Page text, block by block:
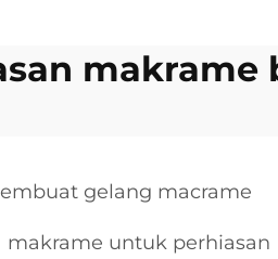
makrame
gelang macrame
makrame untuk perhiasan